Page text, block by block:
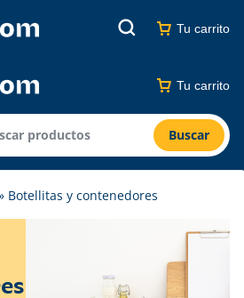
Tu carrito
Buscar
Tu carrito
Botellitas y contenedores